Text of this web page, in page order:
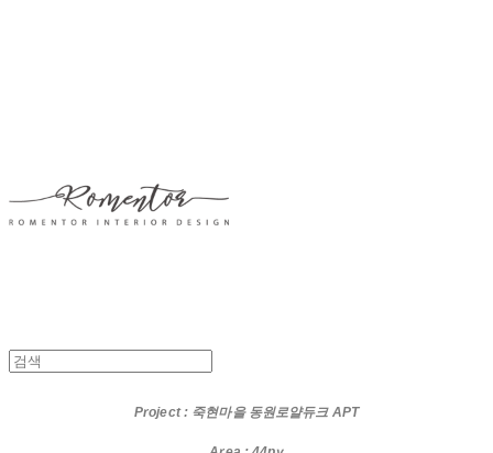
Project: 죽현마을 동원로얄듀크 APT